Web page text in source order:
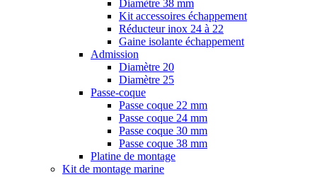
Diamètre 38 mm
Kit accessoires échappement
Réducteur inox 24 à 22
Gaine isolante échappement
Admission
Diamètre 20
Diamètre 25
Passe-coque
Passe coque 22 mm
Passe coque 24 mm
Passe coque 30 mm
Passe coque 38 mm
Platine de montage
Kit de montage marine